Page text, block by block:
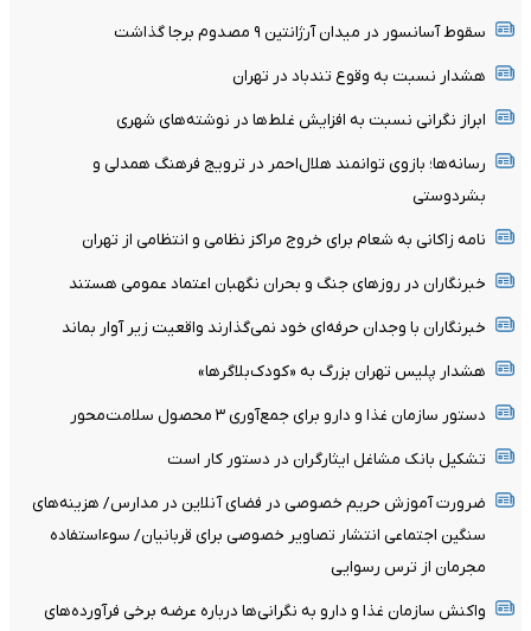
سقوط آسانسور در میدان آرژانتین ۹ مصدوم برجا گذاشت
هشدار نسبت به وقوع تندباد در تهران
ابراز نگرانی نسبت به افزایش غلط‌ها در نوشته‌های شهری
رسانه‌ها؛ بازوی توانمند هلال‌احمر در ترویج فرهنگ همدلی و
بشردوستی
نامه زاکانی به شعام برای خروج مراکز نظامی و انتظامی از تهران
خبرنگاران در روزهای جنگ و بحران نگهبان اعتماد عمومی هستند
خبرنگاران با وجدان حرفه‌ای خود نمی‌گذارند واقعیت زیر آوار بماند
هشدار پلیس تهران بزرگ به «کودک‌بلاگرها»
دستور سازمان غذا و دارو برای جمع‌آوری ۳ محصول سلامت‌محور
تشکیل بانک مشاغل ایثارگران در دستور کار است
ضرورت آموزش حریم خصوصی در فضای آنلاین در مدارس/ هزینه‌های
سنگین اجتماعی انتشار تصاویر خصوصی برای قربانیان/ سوءاستفاده
مجرمان از ترس رسوایی
واکنش سازمان غذا و دارو به نگرانی‌ها درباره عرضه برخی فرآورده‌های